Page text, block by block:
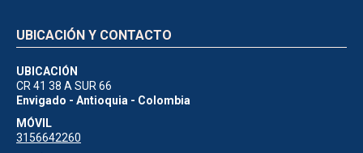
UBICACIÓN Y CONTACTO
UBICACIÓN
CR 41 38 A SUR 66
Envigado - Antioquia - Colombia
MÓVIL
3156642260